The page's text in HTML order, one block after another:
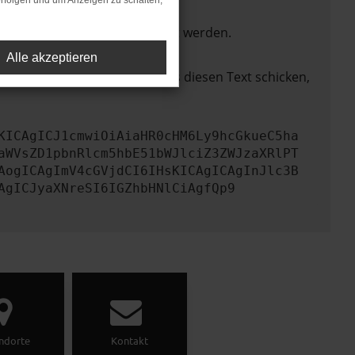
nicht mehr unterstützt werden.
zu beheben. Du kannst uns diesen Text schicken,
Kontakt
Alle akzeptieren